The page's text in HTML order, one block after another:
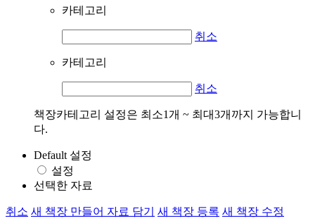
카테고리
취소
카테고리
취소
책장카테고리 설정은 최소1개 ~ 최대3개까지 가능합니
다.
Default 설정
설정
선택한 자료
취소 새 책장 만들어 자료 담기 새 책장 등록 새 책장 수정